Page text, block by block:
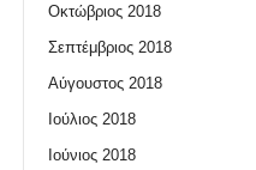
Οκτώβριος 2018
Σεπτέμβριος 2018
Αύγουστος 2018
Ιούλιος 2018
Ιούνιος 2018